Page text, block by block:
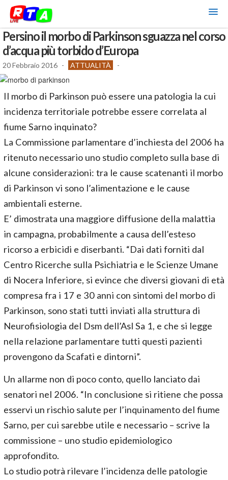
Persino il morbo di Parkinson sguazza nel corso
d’acqua più torbido d’Europa
20 Febbraio 2016 - ATTUALITÀ -
Il morbo di Parkinson può essere una patologia la cui
incidenza territoriale potrebbe essere correlata al
fiume Sarno inquinato?
La Commissione parlamentare d’inchiesta del 2006 ha
ritenuto necessario uno studio completo sulla base di
alcune considerazioni: tra le cause scatenanti il morbo
di Parkinson vi sono l’alimentazione e le cause
ambientali esterne.
E’ dimostrata una maggiore diffusione della malattia
in campagna, probabilmente a causa dell’esteso
ricorso a erbicidi e diserbanti. “Dai dati forniti dal
Centro Ricerche sulla Psichiatria e le Scienze Umane
di Nocera Inferiore, si evince che diversi giovani di età
compresa fra i 17 e 30 anni con sintomi del morbo di
Parkinson, sono stati tutti inviati alla struttura di
Neurofisiologia del Dsm dell’Asl Sa 1, e che si legge
nella relazione parlamentare tutti questi pazienti
provengono da Scafati e dintorni”.
Un allarme non di poco conto, quello lanciato dai
senatori nel 2006. “In conclusione si ritiene che possa
esservi un rischio salute per l’inquinamento del fiume
Sarno, per cui sarebbe utile e necessario – scrive la
commissione – uno studio epidemiologico
approfondito.
Lo studio potrà rilevare l’incidenza delle patologie